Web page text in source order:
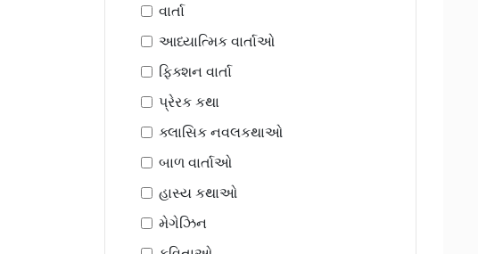
વાર્તા
આધ્યાત્મિક વાર્તાઓ
ફિક્શન વાર્તા
પ્રેરક કથા
ક્લાસિક નવલકથાઓ
બાળ વાર્તાઓ
હાસ્ય કથાઓ
મેગેઝિન